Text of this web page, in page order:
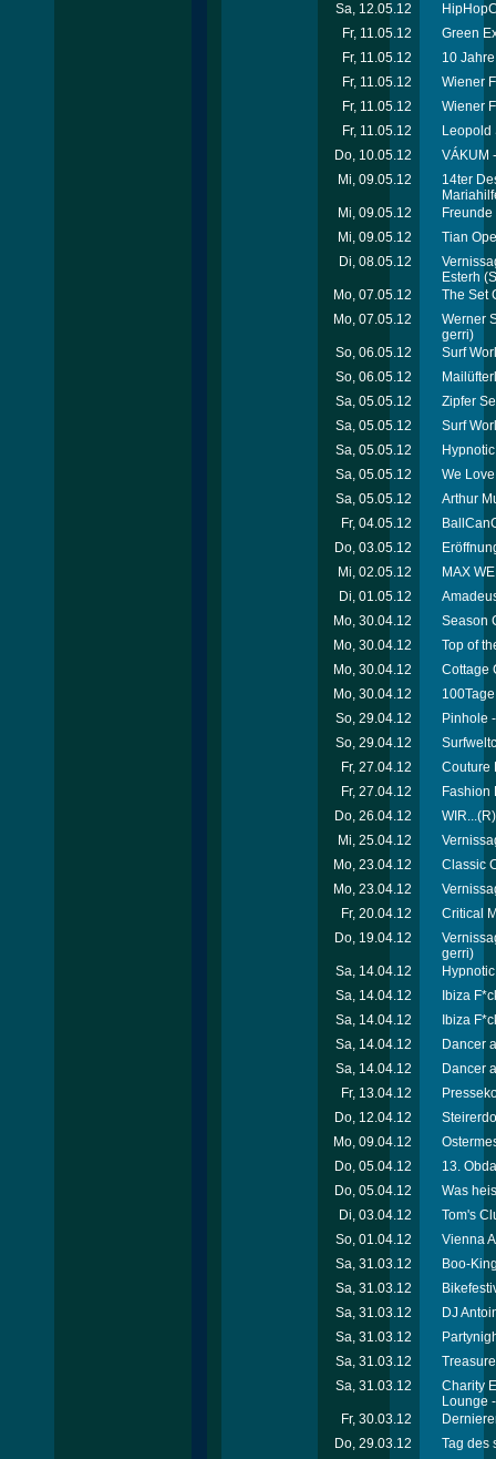
Sa, 12.05.12
Fr, 11.05.12
Green
Fr, 11.05.12
10
Fr, 11.05.12
Wiener
Fr, 11.05.12
Wiener
Fr, 11.05.12
Leopold
Do, 10.05.12
VÁKUM
Mi, 09.05.12
14ter
Mi, 09.05.12
Mi, 09.05.12
Tian
Di, 08.05.12
Esterh
Mo, 07.05.12
The Set
Mo, 07.05.12
Werner
gerri)
So, 06.05.12
Surf
So, 06.05.12
Sa, 05.05.12
Zipfer
Sa, 05.05.12
Surf
Sa, 05.05.12
Sa, 05.05.12
We
Sa, 05.05.12
Arthur
Fr, 04.05.12
Do, 03.05.12
Mi, 02.05.12
MAX
Di, 01.05.12
Mo, 30.04.12
Season
Mo, 30.04.12
Top of
Mo, 30.04.12
Cottage
Mo, 30.04.12
So, 29.04.12
Pinhole
So, 29.04.12
Fr, 27.04.12
Couture
Fr, 27.04.12
Fashion
Do, 26.04.12
Mi, 25.04.12
Mo, 23.04.12
Classic
Mo, 23.04.12
Fr, 20.04.12
Critical
Do, 19.04.12
gerri)
Sa, 14.04.12
Sa, 14.04.12
Ibiza
Sa, 14.04.12
Ibiza
Sa, 14.04.12
Dancer
Sa, 14.04.12
Dancer
Fr, 13.04.12
Do, 12.04.12
Mo, 09.04.12
Do, 05.04.12
13.
Do, 05.04.12
Was
Di, 03.04.12
Tom's
So, 01.04.12
Vienna
Sa, 31.03.12
Boo-
Sa, 31.03.12
Sa, 31.03.12
DJ
Sa, 31.03.12
Sa, 31.03.12
Sa, 31.03.12
Charity
Lounge
Fr, 30.03.12
Do, 29.03.12
Tag des